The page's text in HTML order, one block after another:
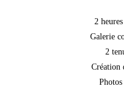
2
Galerie
2
Création